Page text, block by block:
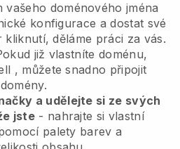
vašeho doménového jména
konfigurace a dostat své
děláme práci za vás.
již vlastníte doménu,
, můžete snadno připojit
a udělejte si ze svých
jste- nahrajte si vlastní
palety barev a